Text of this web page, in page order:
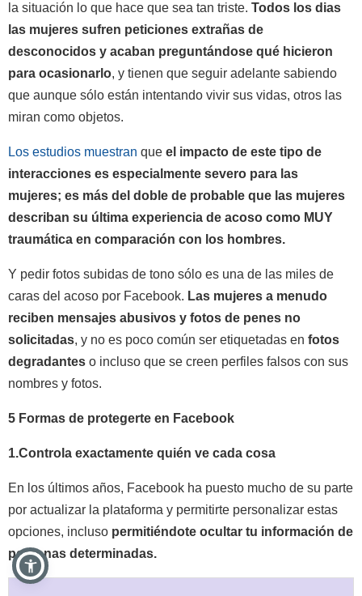
la situación lo que hace que sea tan triste. Todos los dias
las mujeres sufren peticiones extrañas de
desconocidos y acaban preguntándose qué hicieron
para ocasionarlo, y tienen que seguir adelante sabiendo
que aunque sólo están intentando vivir sus vidas, otros las
miran como objetos.
Los estudios muestran que el impacto de este tipo de
interacciones es especialmente severo para las
mujeres; es más del doble de probable que las mujeres
describan su última experiencia de acoso como MUY
traumática en comparación con los hombres.
Y pedir fotos subidas de tono sólo es una de las miles de
caras del acoso por Facebook. Las mujeres a menudo
reciben mensajes abusivos y fotos de penes no
solicitadas, y no es poco común ser etiquetadas en fotos
degradantes o incluso que se creen perfiles falsos con sus
nombres y fotos.
5 Formas de protegerte en Facebook
1.Controla exactamente quién ve cada cosa
En los últimos años, Facebook ha puesto mucho de su parte
por actualizar la plataforma y permitirte personalizar estas
opciones, incluso permitiéndote ocultar tu información de
personas determinadas.